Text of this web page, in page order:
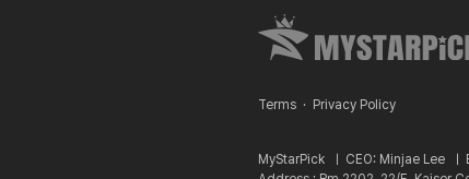
Terms · Privacy Policy
MyStarPick ㅣ CEO: Minjae Lee ㅣ